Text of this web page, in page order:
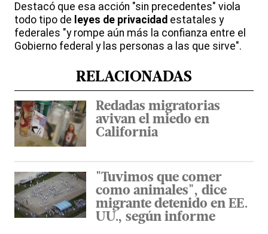
Destacó que esa acción "sin precedentes" viola
todo tipo de leyes de privacidad estatales y
federales "y rompe aún más la confianza entre el
Gobierno federal y las personas a las que sirve".
RELACIONADAS
Redadas migratorias
avivan el miedo en
California
"Tuvimos que comer
como animales", dice
migrante detenido en EE.
UU., según informe